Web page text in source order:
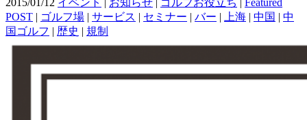
POST | ゴルフ場 | サービス | セミナー | バー | 上海 | 中国 | 中
国ゴルフ | 歴史 | 規制